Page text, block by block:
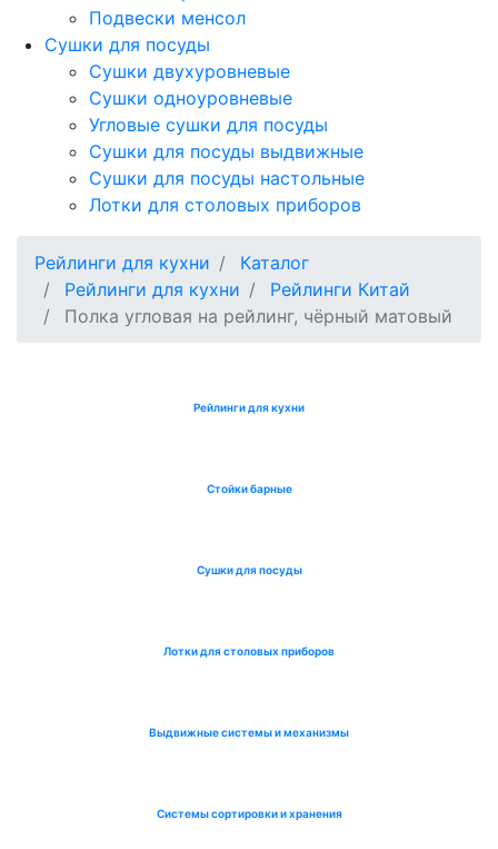
Подвески менсол
Сушки для посуды
Сушки двухуровневые
Сушки одноуровневые
Угловые сушки для посуды
Сушки для посуды выдвижные
Сушки для посуды настольные
Лотки для столовых приборов
Рейлинги для кухни
Каталог
Рейлинги для кухни
Рейлинги Китай
Полка угловая на рейлинг, чёрный матовый
Рейлинги для кухни
Стойки барные
Сушки для посуды
Лотки для столовых приборов
Выдвижные системы и механизмы
Системы сортировки и хранения